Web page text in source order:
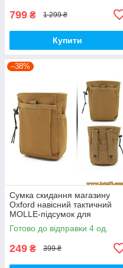
799 ₴ 1 299 ₴
Купити
–38%
Сумка скидання магазину
Oxford навісний тактичний
MOLLE-підсумок для
скидання магазинів тактична
Койот
Готово до відправки 4 од.
249 ₴ 399 ₴